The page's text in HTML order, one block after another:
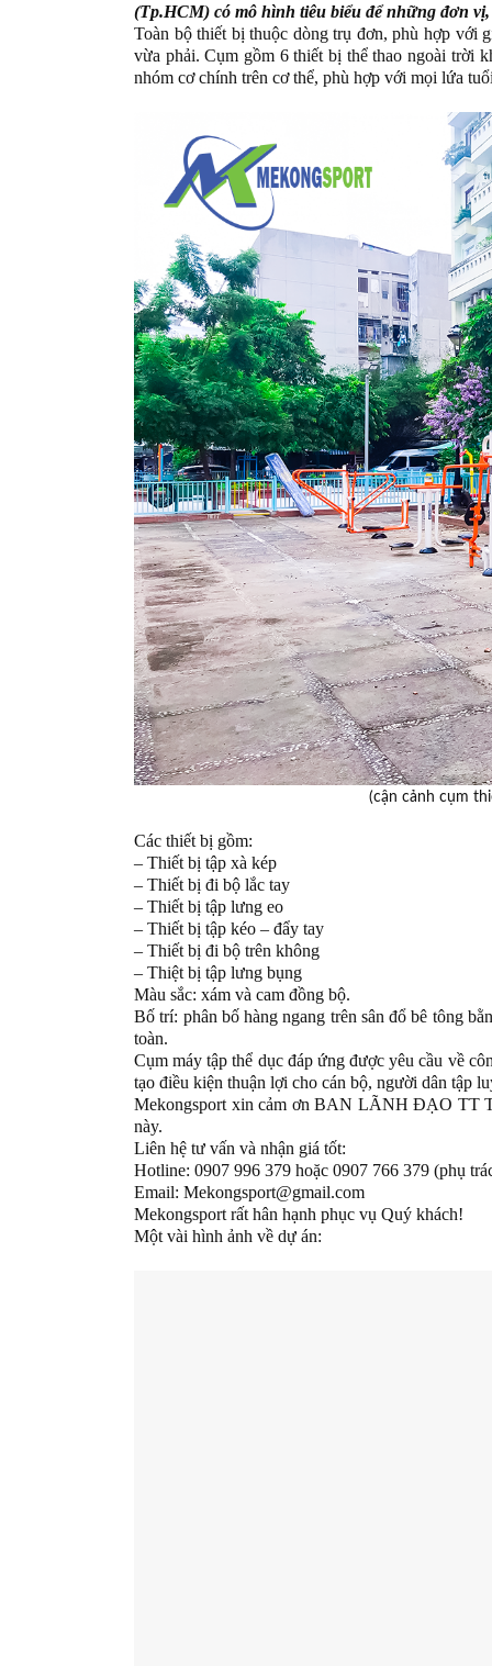
(Tp.HCM) có mô hình tiêu biểu để những đơn
Toàn bộ thiết bị thuộc dòng trụ đơn, phù hợp với
vừa phải. Cụm gồm 6 thiết bị thể thao ngoài trời
nhóm cơ chính trên cơ thể, phù hợp với mọi lứa
(cận cảnh cụm
Các thiết bị gồm:
– Thiết bị tập xà kép
– Thiết bị đi bộ lắc tay
– Thiết bị tập lưng eo
– Thiết bị tập kéo – đẩy tay
– Thiết bị đi bộ trên không
– Thiệt bị tập lưng bụng
Màu sắc: xám và cam đồng bộ.
Bố trí: phân bố hàng ngang trên sân đổ bê tông
toàn.
Cụm máy tập thể dục đáp ứng được yêu cầu về
tạo điều kiện thuận lợi cho cán bộ, người dân tập
Mekongsport xin cảm ơn BAN LÃNH ĐẠO TT
này.
Liên hệ tư vấn và nhận giá tốt:
Hotline: 0907 996 379 hoặc 0907 766 379 (phụ
Email: Mekongsport@gmail.com
Mekongsport rất hân hạnh phục vụ Quý khách!
Một vài hình ảnh về dự án: